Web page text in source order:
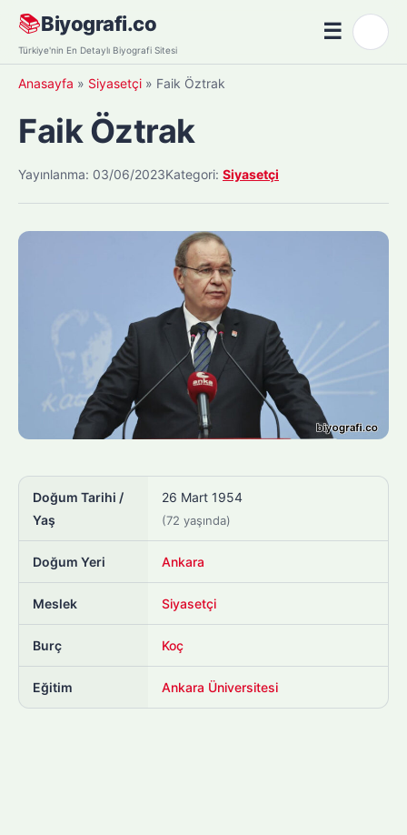
Skip
content
📚Biyografi.co
Türkiye'nin En Detaylı Biyografi Sitesi
☰Menü
Anasayfa » Siyasetçi » Faik Öztrak
Faik Öztrak
Yayınlanma: 03/06/2023Kategori: Siyasetçi
Doğum Tarihi /
Yaş
26 Mart 1954
(72 yaşında)
Doğum Yeri Ankara
Meslek Siyasetçi
Burç Koç
Eğitim Ankara Üniversitesi